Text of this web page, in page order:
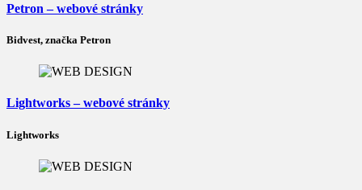
Petron – webové stránky
Bidvest, značka Petron
Lightworks – webové stránky
Lightworks